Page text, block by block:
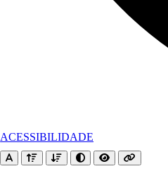
ACESSIBILIDADE